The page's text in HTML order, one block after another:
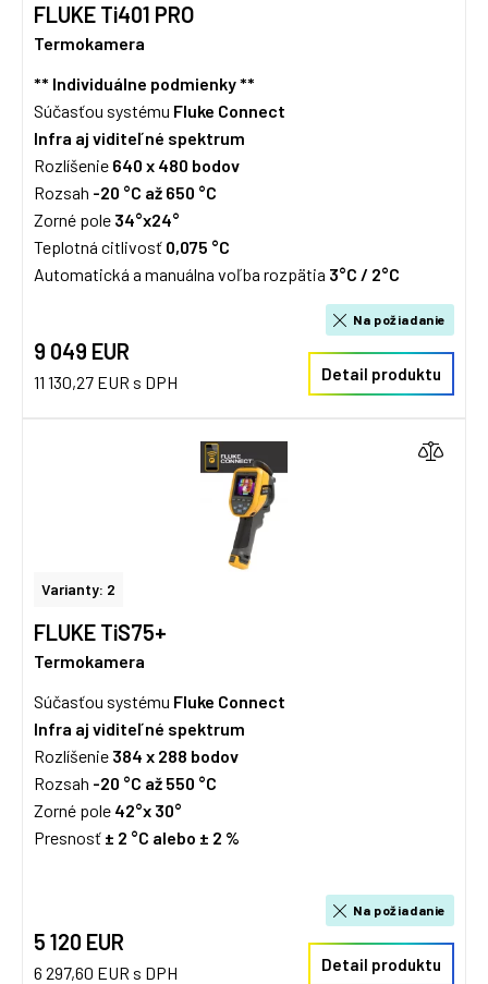
FLUKE Ti401 PRO
Termokamera
** Individuálne podmienky **
Súčasťou systému Fluke Connect
Infra aj viditeľné spektrum
Rozlíšenie 640 x 480 bodov
Rozsah -20 °C až 650 °C
Zorné pole 34°x24°
Teplotná citlivosť 0,075 °C
Automatická a manuálna voľba rozpätia 3°C / 2°C
9 049 EUR
11 130,27 EUR s DPH
Na požiadanie
Detail produktu
Varianty: 2
FLUKE TiS75+
Termokamera
Súčasťou systému Fluke Connect
Infra aj viditeľné spektrum
Rozlíšenie 384 x 288 bodov
Rozsah -20 °C až 550 °C
Zorné pole 42°x 30°
Presnosť ± 2 °C alebo ± 2 %
5 120 EUR
6 297,60 EUR s DPH
Na požiadanie
Detail produktu